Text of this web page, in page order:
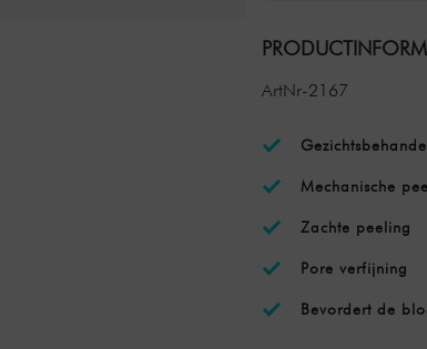
ArtNr-2167
Mechanische
Zachte peeling
Pore verfijning
Bevordert de